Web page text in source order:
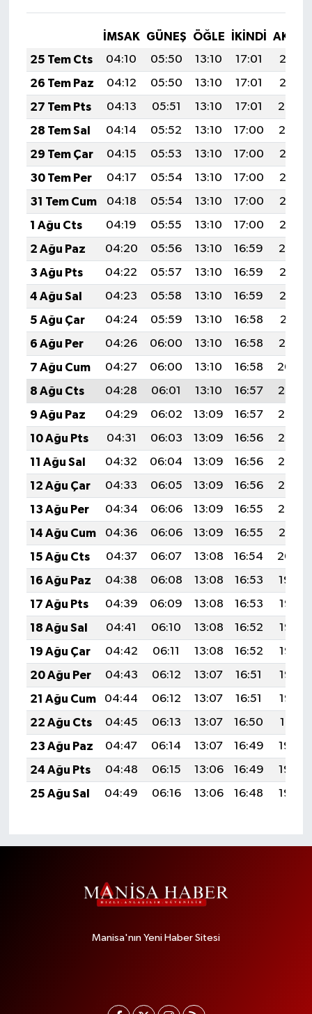
İMSAK GÜNEŞ ÖĞLE İKINDI
25 Tem Cts
04:10 05:50 13:10 17:01
20:21
26 Tem Paz
04:12 05:50 13:10 17:01
20:21
27 Tem Pts
04:13 05:51 13:10 17:01
20:20
28 Tem Sal
04:14 05:52 13:10 17:00
20:19
29 Tem Çar
04:15 05:53 13:10 17:00
20:18
30 Tem Per
04:17 05:54 13:10 17:00
20:17
31 Tem Cum
04:18 05:54 13:10 17:00
20:16
1 Ağu Cts
04:19 05:55 13:10 17:00
20:15
2 Ağu Paz
04:20 05:56 13:10 16:59
20:14
3 Ağu Pts
04:22 05:57 13:10 16:59
20:13
4 Ağu Sal
04:23 05:58 13:10 16:59
20:12
5 Ağu Çar
04:24 05:59 13:10 16:58
20:11
6 Ağu Per
04:26 06:00 13:10 16:58
20:10
7 Ağu Cum
04:27 06:00 13:10 16:58
20:09
8 Ağu Cts
04:28 06:01 13:10 16:57
20:08
9 Ağu Paz
04:29 06:02 13:09 16:57
20:07
10 Ağu Pts
04:31 06:03 13:09 16:56
20:06
11 Ağu Sal
04:32 06:04 13:09 16:56
20:05
12 Ağu Çar
04:33 06:05 13:09 16:56
20:03
13 Ağu Per
04:34 06:06 13:09 16:55
20:02
14 Ağu Cum
04:36 06:06 13:09 16:55
20:01
15 Ağu Cts
04:37 06:07 13:08 16:54
20:00
16 Ağu Paz
04:38 06:08 13:08 16:53
19:59
17 Ağu Pts
04:39 06:09 13:08 16:53
19:57
18 Ağu Sal
04:41 06:10 13:08 16:52
19:56
19 Ağu Çar
04:42 06:11 13:08 16:52
19:55
20 Ağu Per
04:43 06:12 13:07 16:51
19:53
21 Ağu Cum
04:44 06:12 13:07 16:51
19:52
22 Ağu Cts
04:45 06:13 13:07 16:50
19:51
23 Ağu Paz
04:47 06:14 13:07 16:49
19:49
24 Ağu Pts
04:48 06:15 13:06 16:49
19:48
25 Ağu Sal
04:49 06:16 13:06 16:48 19:46
Manisa'nın Yeni Haber Sitesi